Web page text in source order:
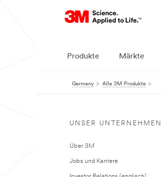
Produkte Märkte
Germany Alle 3M Produkte
UNSER UNTERNEHMEN
Über 3M
Jobs und Karriere